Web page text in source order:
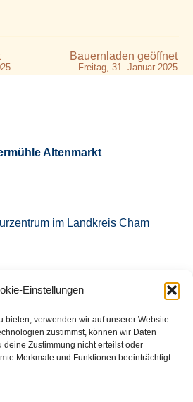
Einstellungen
bieten, verwenden wir auf unserer Website
zustimmst, können wir Daten
deine Zustimmung nicht erteilst oder
Merkmale und Funktionen beeinträchtigt
Bauernladen geöffnet
Freitag, 31. Januar 2025
Altenmarkt
im Landkreis Cham
altenmarkt.de
09971 760871